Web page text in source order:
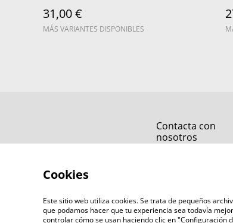
31,00 €
MÁS VARIANTES DISPONIBLES
Contacta con
nosotros
Cookies
Este sitio web utiliza cookies. Se trata de pequeños
que podamos hacer que tu experiencia sea todavía
controlar cómo se usan haciendo clic en "Configuración